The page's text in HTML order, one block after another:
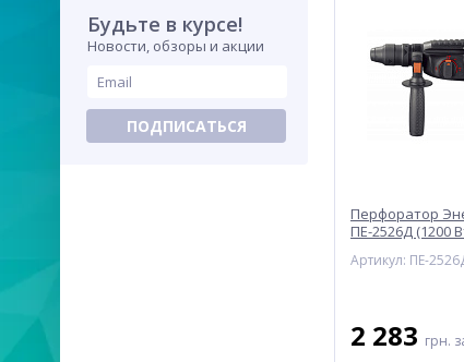
Будьте в курсе!
Новости, обзоры и акции
ПОДПИСАТЬСЯ
Перфоратор
ПЕ-2526Д (1200
Артикул: ПЕ-
2 283 грн.